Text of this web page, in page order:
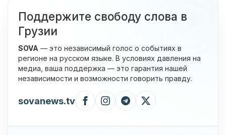
Поддержите свободу слова в
Грузии
SOVA — это независимый голос о событиях в
регионе на русском языке. В условиях давления на
медиа, ваша поддержка — это гарантия нашей
независимости и возможности говорить правду.
sovanews.tv